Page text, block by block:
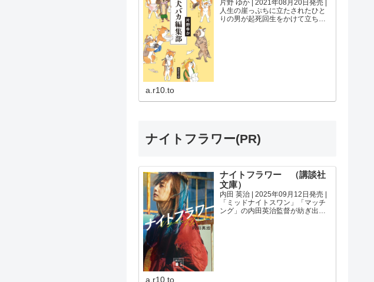
片野 ゆか | 2021年08月20日発売 |
人生の崖っぷちに立たされたひと
りの男が起死回生をかけて立ち上
a.r10.to
ナイトフラワー(PR)
ナイトフラワー （講談社
文庫）
内田 英治 | 2025年09月12日発売 |
「ミッドナイトスワン」「マッチ
ング」の内田英治監督が紡ぎ出
a.r10.to